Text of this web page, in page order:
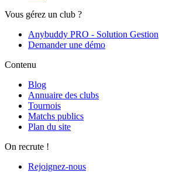
Vous gérez un club ?
Anybuddy PRO - Solution Gestion
Demander une démo
Contenu
Blog
Annuaire des clubs
Tournois
Matchs publics
Plan du site
On recrute !
Rejoignez-nous